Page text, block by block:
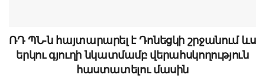
ՌԴ ՊՆ-ն հայտարարել է Դոնեցկի շրջանում ևս
երկու գյուղի նկատմամբ վերահսկողություն
հաստատելու մասին